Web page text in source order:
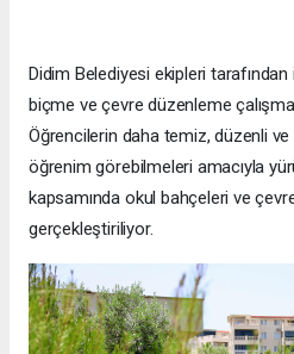
Didim Belediyesi ekipleri
biçme ve çevre düzenleme
Öğrencilerin daha temiz, düzenli
öğrenim görebilmeleri amacıyla
kapsamında okul bahçeleri ve
gerçekleştiriliyor.